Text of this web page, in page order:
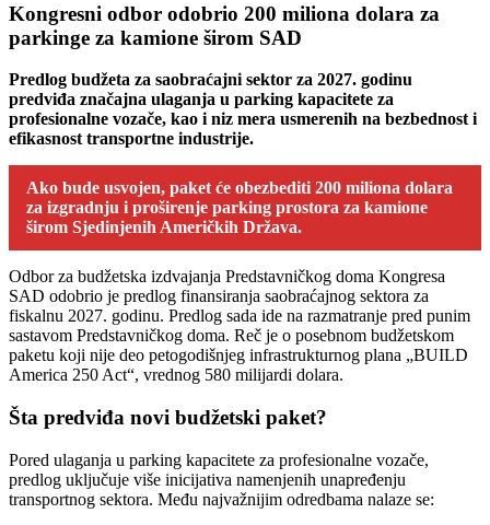
Kongresni odbor odobrio 200 miliona dolara za
parkinge za kamione širom SAD
Predlog budžeta za saobraćajni sektor za 2027. godinu
predviđa značajna ulaganja u parking kapacitete za
profesionalne vozače, kao i niz mera usmerenih na bezbednost i
efikasnost transportne industrije.
Ako bude usvojen, paket će obezbediti 200 miliona dolara
za izgradnju i proširenje parking prostora za kamione
širom Sjedinjenih Američkih Država.
Odbor za budžetska izdvajanja Predstavničkog doma Kongresa
SAD odobrio je predlog finansiranja saobraćajnog sektora za
fiskalnu 2027. godinu. Predlog sada ide na razmatranje pred punim
sastavom Predstavničkog doma. Reč je o posebnom budžetskom
paketu koji nije deo petogodišnjeg infrastrukturnog plana „BUILD
America 250 Act“, vrednog 580 milijardi dolara.
Šta predviđa novi budžetski paket?
Pored ulaganja u parking kapacitete za profesionalne vozače,
predlog uključuje više inicijativa namenjenih unapređenju
transportnog sektora. Među najvažnijim odredbama nalaze se: